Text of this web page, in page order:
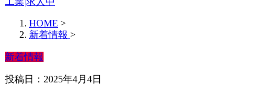
HOME >
新着情報 >
新着情報
投稿日：2025年4月4日